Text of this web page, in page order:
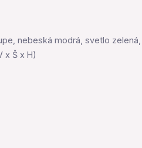
nebeská modrá, svetlo
x Š x H)